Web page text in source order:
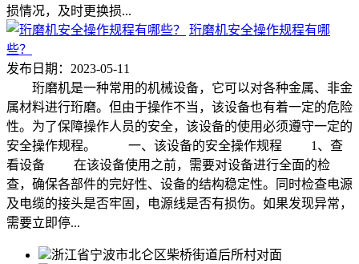
损情况，及时更换损...
珩磨机安全操作规程有哪
些？
发布日期：2023-05-11
珩磨机是一种常用的机械设备，它可以对各种金属、非金
属材料进行珩磨。但由于操作不当，该设备也有着一定的危险
性。为了保障操作人员的安全，该设备的使用必须遵守一定的
安全操作规程。 一、该设备的安全操作规程 1、查
看设备 在该设备使用之前，需要对设备进行全面的检
查，确保各部件的完好性、设备的结构稳定性。同时检查电源
及电缆的接头是否牢固，电源线是否有损伤。如果发现异常，
需要立即停...
浙江省宁波市北仑区柴桥街道后所村对面